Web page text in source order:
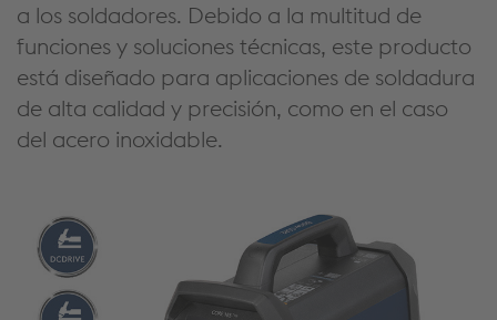
a los soldadores. Debido a la multitud de
funciones y soluciones técnicas, este producto
está diseñado para aplicaciones de soldadura
de alta calidad y precisión, como en el caso
del acero inoxidable.